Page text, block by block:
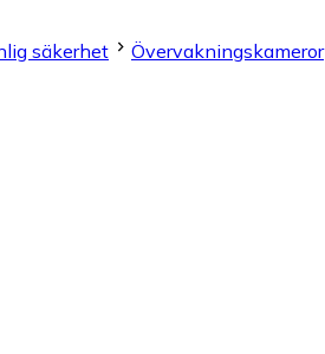
säkerhet Övervakningskameror